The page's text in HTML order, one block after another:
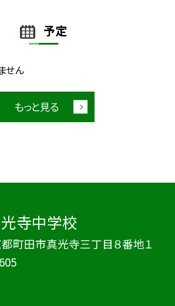
予定
せん
もっと見る
寺中学校
町田市真光寺三丁目８番地１